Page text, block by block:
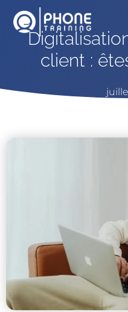
client :